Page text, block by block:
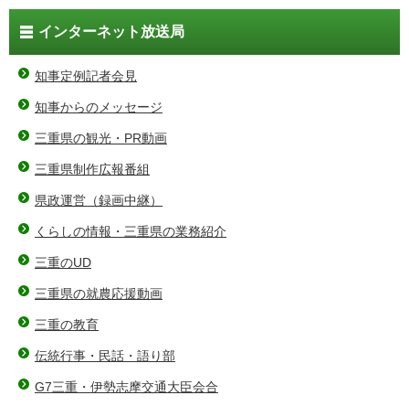
インターネット放送局
知事定例記者会見
知事からのメッセージ
三重県の観光・PR動画
三重県制作広報番組
県政運営（録画中継）
くらしの情報・三重県の業務紹介
三重のUD
三重県の就農応援動画
三重の教育
伝統行事・民話・語り部
G7三重・伊勢志摩交通大臣会合